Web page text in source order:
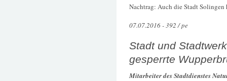
Nachtrag: Auch die Stadt
07.07.2016 - 392 / pe
Stadt und
gesperrte
Mitarbeiter des Stadtdienstes